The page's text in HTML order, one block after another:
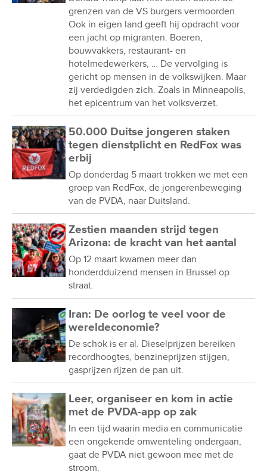
grenzen van de VS burgers vermoorden.
Ook in eigen land geeft hij opdracht voor
een jacht op migranten. Boeren,
bouwvakkers, restaurant- en
hotelmedewerkers, … De vervolging is
gericht op mensen in de volkswijken. Maar
zij verdedigden zich. Zoals in Minneapolis,
het epicentrum van het volksverzet.
50.000 Duitse jongeren staken
tegen dienstplicht en RedFox was
erbij
Op donderdag 5 maart trokken we met een
groep van RedFox, de jongerenbeweging
van de PVDA, naar Duitsland.
Zestien maanden strijd tegen
Arizona: de kracht van het aantal
Op 12 maart kwamen meer dan
honderdduizend mensen in Brussel op
straat.
Iran: De oorlog te veel voor de
wereldeconomie?
De schok is er al. Dieselprijzen bereiken
recordhoogtes, benzineprijzen stijgen,
gasprijzen rijzen de pan uit.
Leer, organiseer en kom in actie
met de PVDA-app op zak
In een tijd waarin media en communicatie
een ongekende omwenteling ondergaan,
gaat de PVDA niet gewoon mee met de
stroom.